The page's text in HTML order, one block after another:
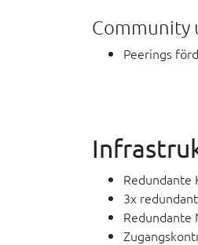
Community
Peerings
Redundante
3x
Redundante